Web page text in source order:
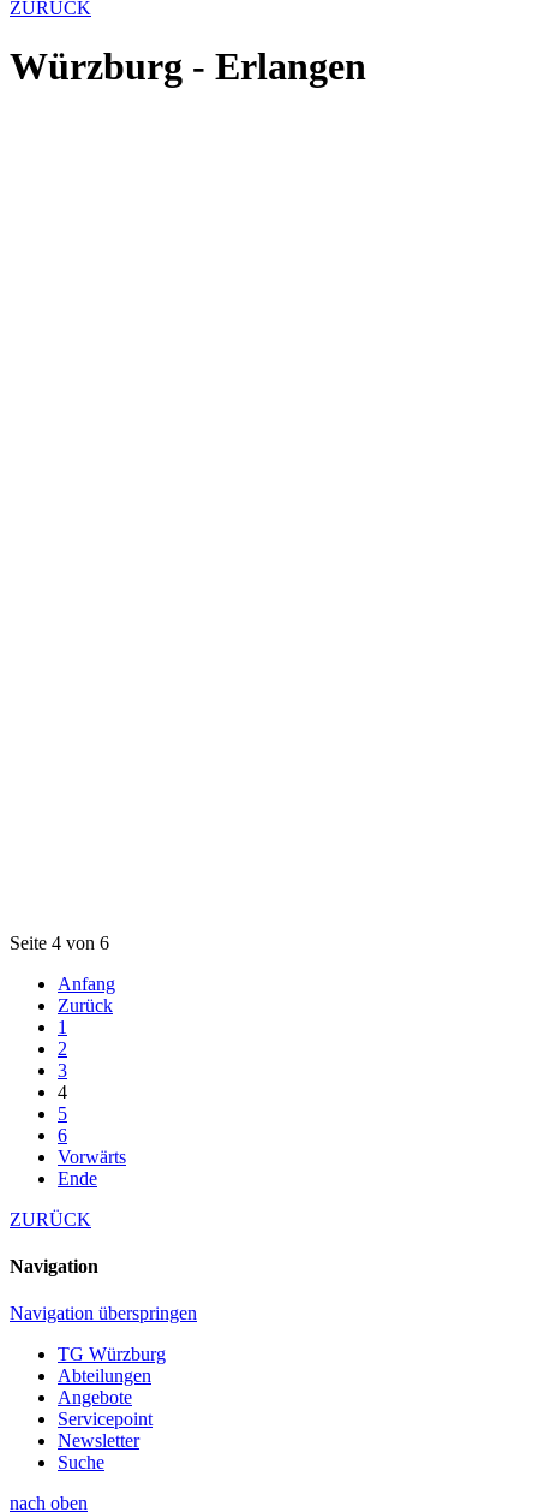
ZURÜCK
Würzburg - Erlangen
Seite 4 von 6
Anfang
Zurück
1
2
3
4
5
6
Vorwärts
Ende
ZURÜCK
Navigation
Navigation überspringen
TG Würzburg
Abteilungen
Angebote
Servicepoint
Newsletter
Suche
nach oben